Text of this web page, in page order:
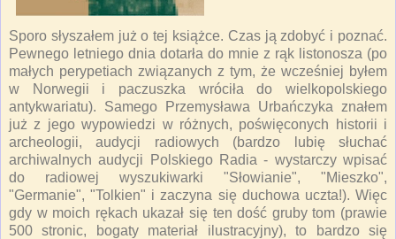
Sporo słyszałem już o tej książce. Czas ją zdobyć i poznać.
Pewnego letniego dnia dotarła do mnie z rąk listonosza (po
małych perypetiach związanych z tym, że wcześniej byłem
w Norwegii i paczuszka wróciła do wielkopolskiego
antykwariatu). Samego Przemysława Urbańczyka znałem
już z jego wypowiedzi w różnych, poświęconych historii i
archeologii, audycji radiowych (bardzo lubię słuchać
archiwalnych audycji Polskiego Radia - wystarczy wpisać
do radiowej wyszukiwarki "Słowianie", "Mieszko",
"Germanie", "Tolkien" i zaczyna się duchowa uczta!). Więc
gdy w moich rękach ukazał się ten dość gruby tom (prawie
500 stronic, bogaty materiał ilustracyjny), to bardzo się